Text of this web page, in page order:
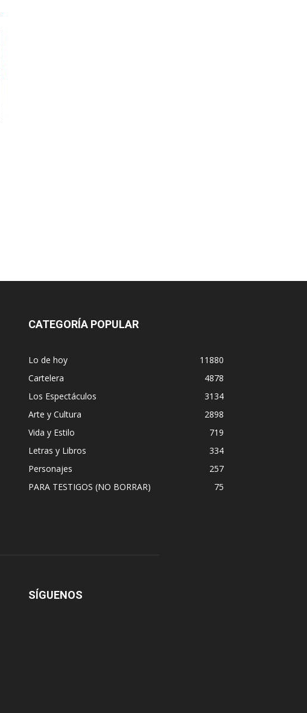
CATEGORÍA POPULAR
Lo de hoy
11880
Cartelera
4878
Los Espectáculos
3134
Arte y Cultura
2898
Vida y Estilo
719
Letras y Libros
334
Personajes
257
PARA TESTIGOS (NO BORRAR)
75
SÍGUENOS